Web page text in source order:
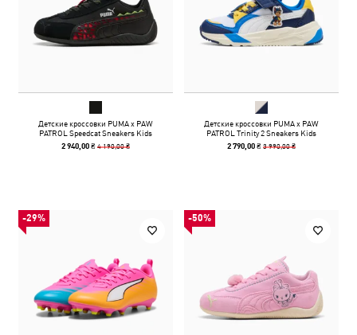
Детские кроссовки PUMA x PAW
PATROL Speedcat Sneakers Kids
2 940,00 ₴4 190,00 ₴
Детские кроссовки PUMA x PAW
PATROL Trinity 2 Sneakers Kids
2 790,00 ₴3 990,00 ₴
-29% -50%